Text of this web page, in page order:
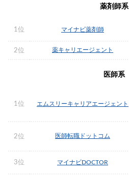
薬剤師系
1位 マイナビ薬剤師
2位 薬キャリエージェント
医師系
1位 エムスリーキャリアエージェント
2位 医師転職ドットコム
3位 マイナビDOCTOR